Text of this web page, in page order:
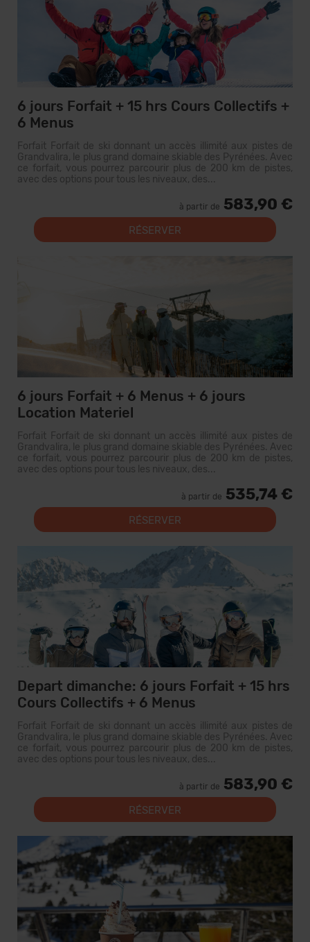
6 jours Forfait + 15 hrs Cours Collectifs +
6 Menus
Forfait Forfait de ski donnant un accès illimité aux pistes de
Grandvalira, le plus grand domaine skiable des Pyrénées. Avec
ce forfait, vous pourrez parcourir plus de 200 km de pistes,
avec des options pour tous les niveaux, des...
à partir de 583,90 €
RÉSERVER
6 jours Forfait + 6 Menus + 6 jours
Location Materiel
Forfait Forfait de ski donnant un accès illimité aux pistes de
Grandvalira, le plus grand domaine skiable des Pyrénées. Avec
ce forfait, vous pourrez parcourir plus de 200 km de pistes,
avec des options pour tous les niveaux, des...
à partir de 535,74 €
RÉSERVER
Depart dimanche: 6 jours Forfait + 15 hrs
Cours Collectifs + 6 Menus
Forfait Forfait de ski donnant un accès illimité aux pistes de
Grandvalira, le plus grand domaine skiable des Pyrénées. Avec
ce forfait, vous pourrez parcourir plus de 200 km de pistes,
avec des options pour tous les niveaux, des...
à partir de 583,90 €
RÉSERVER